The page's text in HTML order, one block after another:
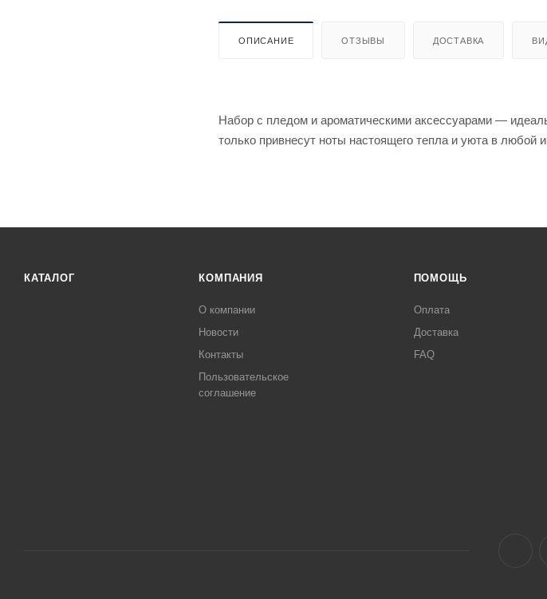
ОПИСАНИЕ ОТЗЫВЫ ДОСТАВКА
Набор с пледом и ароматическими аксессуарами —
только привнесут ноты настоящего тепла и уюта в любой
КАТАЛОГ КОМПАНИЯ
О компании
Новости
Контакты
Пользовательское
соглашение
ПОМОЩЬ
Оплата
Доставка
FAQ